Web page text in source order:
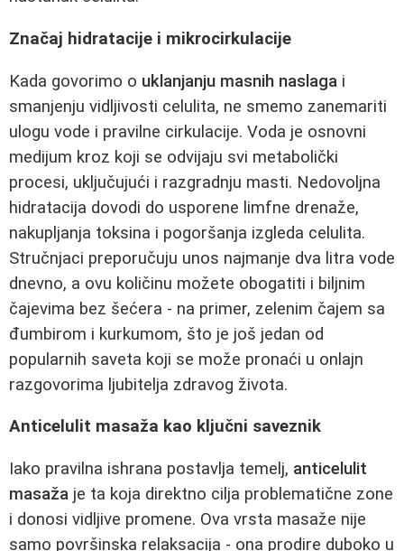
Značaj hidratacije i mikrocirkulacije
Kada govorimo o uklanjanju masnih naslaga i
smanjenju vidljivosti celulita, ne smemo zanemariti
ulogu vode i pravilne cirkulacije. Voda je osnovni
medijum kroz koji se odvijaju svi metabolički
procesi, uključujući i razgradnju masti. Nedovoljna
hidratacija dovodi do usporene limfne drenaže,
nakupljanja toksina i pogoršanja izgleda celulita.
Stručnjaci preporučuju unos najmanje dva litra vode
dnevno, a ovu količinu možete obogatiti i biljnim
čajevima bez šećera - na primer, zelenim čajem sa
đumbirom i kurkumom, što je još jedan od
popularnih saveta koji se može pronaći u onlajn
razgovorima ljubitelja zdravog života.
Anticelulit masaža kao ključni saveznik
Iako pravilna ishrana postavlja temelj, anticelulit
masaža je ta koja direktno cilja problematične zone
i donosi vidljive promene. Ova vrsta masaže nije
samo površinska relaksacija - ona prodire duboko u